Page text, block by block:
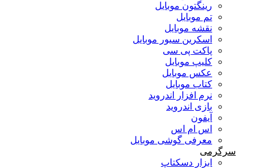
رینگتون موبایل
تم موبایل
نقشه موبایل
اسکرین سیور موبایل
پاکت پی سی
کلیپ موبایل
عکس موبایل
کتاب موبایل
نرم افزار اندروید
بازی اندروید
آیفون
اس ام اس
معرفی گوشی موبایل
سرگرمی
ابزار دسکتاپ